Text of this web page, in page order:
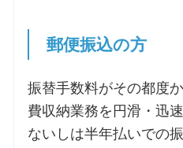
郵便振込の方
振替手数料がその都度
費収納業務を円滑・迅
ないしは半年払いでの